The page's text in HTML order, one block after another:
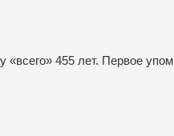
455 лет. Первое